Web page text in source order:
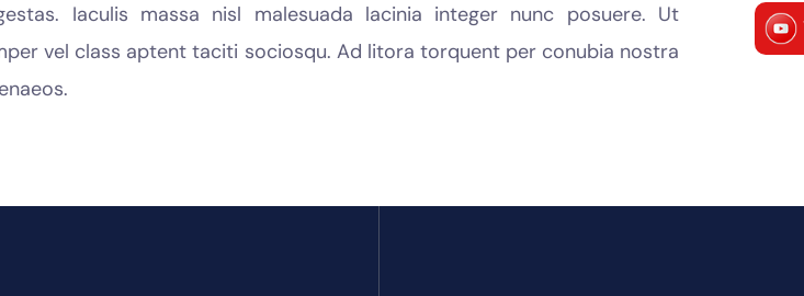
Iaculis massa nisl malesuada lacinia integer nunc posuere. Ut
vel class aptent taciti sociosqu. Ad litora torquent per conubia nostra